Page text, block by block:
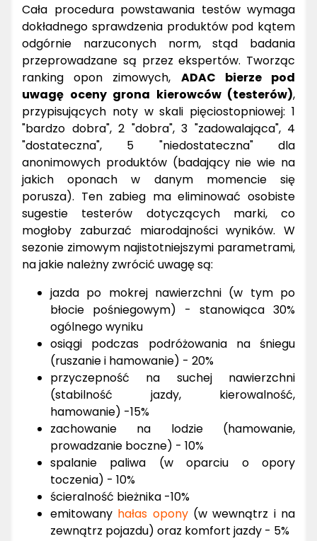
Cała procedura powstawania testów wymaga
dokładnego sprawdzenia produktów pod kątem
odgórnie narzuconych norm, stąd badania
przeprowadzane są przez ekspertów. Tworząc
ranking opon zimowych, ADAC bierze pod
uwagę oceny grona kierowców (testerów),
przypisujących noty w skali pięciostopniowej: 1
"bardzo dobra", 2 "dobra", 3 "zadowalająca", 4
"dostateczna", 5 "niedostateczna" dla
anonimowych produktów (badający nie wie na
jakich oponach w danym momencie się
porusza). Ten zabieg ma eliminować osobiste
sugestie testerów dotyczących marki, co
mogłoby zaburzać miarodajności wyników. W
sezonie zimowym najistotniejszymi parametrami,
na jakie należny zwrócić uwagę są:
jazda po mokrej nawierzchni (w tym po
błocie pośniegowym) - stanowiąca 30%
ogólnego wyniku
osiągi podczas podróżowania na śniegu
(ruszanie i hamowanie) - 20%
przyczepność na suchej nawierzchni
(stabilność jazdy, kierowalność,
hamowanie) -15%
zachowanie na lodzie (hamowanie,
prowadzanie boczne) - 10%
spalanie paliwa (w oparciu o opory
toczenia) - 10%
ścieralność bieżnika -10%
emitowany hałas opony(w wewnątrz i na
zewnątrz pojazdu) oraz komfort jazdy - 5%